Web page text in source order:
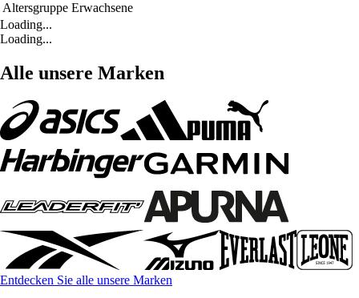
Altersgruppe Erwachsene
Loading...
Loading...
Alle unsere Marken
Entdecken Sie alle unsere Marken